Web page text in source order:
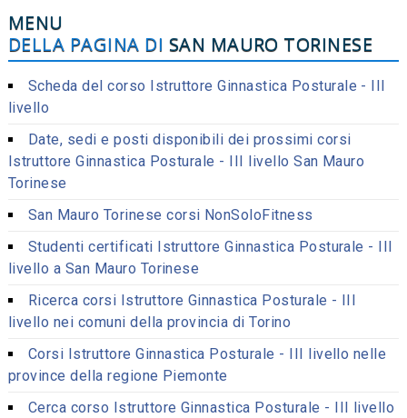
MENU
DELLA PAGINA DI SAN MAURO TORINESE
Scheda del corso Istruttore Ginnastica Posturale - III
livello
Date, sedi e posti disponibili dei prossimi corsi
Istruttore Ginnastica Posturale - III livello San Mauro
Torinese
San Mauro Torinese corsi NonSoloFitness
Studenti certificati Istruttore Ginnastica Posturale - III
livello a San Mauro Torinese
Ricerca corsi Istruttore Ginnastica Posturale - III
livello nei comuni della provincia di Torino
Corsi Istruttore Ginnastica Posturale - III livello nelle
province della regione Piemonte
Cerca corso Istruttore Ginnastica Posturale - III livello